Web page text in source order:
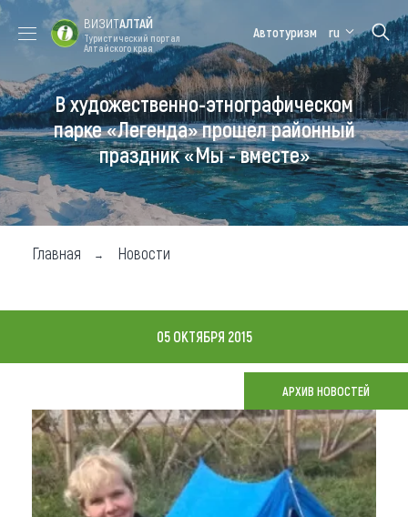
Форум VISIT
ALTAI
Цветение
маральника
Медицинский
форум
Алтайская
зимовка
Туры
Где побывать
Чем заняться
Карта
Что привезти (сувениры)
О регионе
ВИЗИТАЛТАЙ
Туристический портал
Алтайского края
Автотуризм ru
В художественно-этнографическом
парке «Легенда» прошел районный
праздник «Мы - вместе»
Главная Новости
05 ОКТЯБРЯ 2015
АРХИВ НОВОСТЕЙ